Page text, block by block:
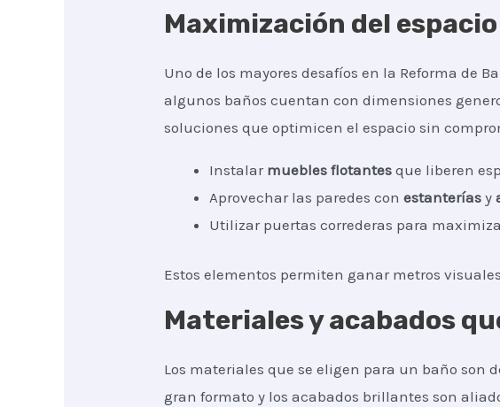
Maximización del
Uno de los mayores desafíos en la Reforma de
algunos baños cuentan con dimensiones
soluciones que optimicen el espacio sin
Instalar muebles flotantes que liberen
Aprovechar las paredes conestanterías y
Utilizar puertas correderas para
Estos elementos permiten ganar metros
Materiales y acabados
Los materiales que se eligen para un baño son
gran formato y los acabados brillantes son